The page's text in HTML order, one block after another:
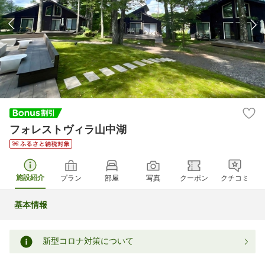
フォレストヴィラ山中湖
施設紹介 プラン 部屋 写真 クーポン クチコミ
基本情報
新型コロナ対策について